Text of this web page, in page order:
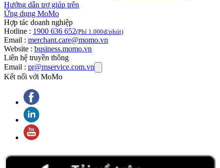
Hướng dẫn trợ giúp trên
Ứng dụng MoMo
Hợp tác doanh nghiệp
Hotline : 1900 636 652(Phí 1.000đ/phút)
Email : merchant.care@momo.vn
Website : business.momo.vn
Liên hệ truyền thông
Email : pr@mservice.com.vn
Kết nối với MoMo